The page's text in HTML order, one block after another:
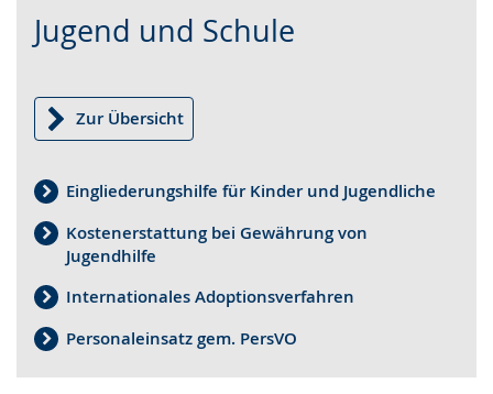
Jugend und Schule
Leichten
Audio-
Video
Gebärdensprache
wird
Zur Übersicht
Eingliederungshilfe für Kinder und Jugendliche
Kostenerstattung bei Gewährung von
Jugendhilfe
Internationales Adoptionsverfahren
Personaleinsatz gem. PersVO